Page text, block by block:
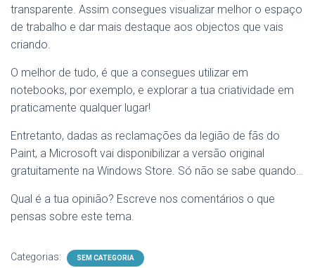
transparente. Assim consegues visualizar melhor o espaço
de trabalho e dar mais destaque aos objectos que vais
criando.
O melhor de tudo, é que a consegues utilizar em
notebooks, por exemplo, e explorar a tua criatividade em
praticamente qualquer lugar!
Entretanto, dadas as reclamações da legião de fãs do
Paint, a Microsoft vai disponibilizar a versão original
gratuitamente na Windows Store. Só não se sabe quando…
Qual é a tua opinião? Escreve nos comentários o que
pensas sobre este tema.
Categorias: SEM CATEGORIA